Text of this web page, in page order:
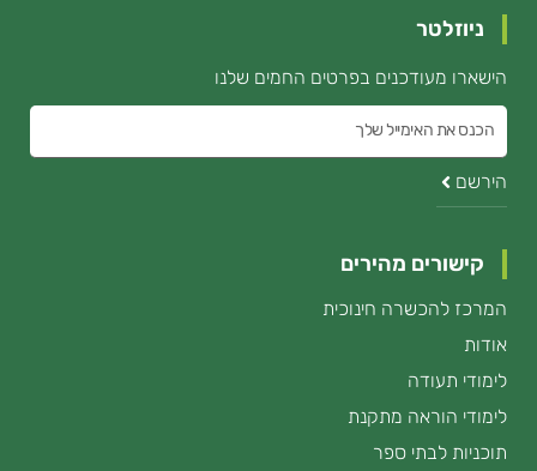
קישורים מהירים
המרכז להכשרה חינוכית
אודות
לימודי תעודה
לימודי הוראה מתקנת
תוכניות לבתי ספר
ניוזלטר
הישארו מעודכנים בפרטים החמים שלנו
את
האימייל
הירשם